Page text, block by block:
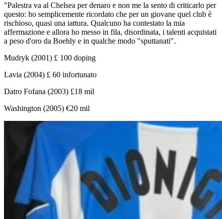
"Palestra va al Chelsea per denaro e non me la sento di criticarlo per
questo: ho semplicemente ricordato che per un giovane quel club è
rischioso, quasi una iattura. Qualcuno ha contestato la mia
affermazione e allora ho messo in fila, disordinata, i talenti acquistati
a peso d'oro da Boehly e in qualche modo "sputtanati".
Mudryk (2001) £ 100 doping
Lavia (2004) £ 60 infortunato
Datro Fofana (2003) £18 mil
Washington (2005) €20 mil